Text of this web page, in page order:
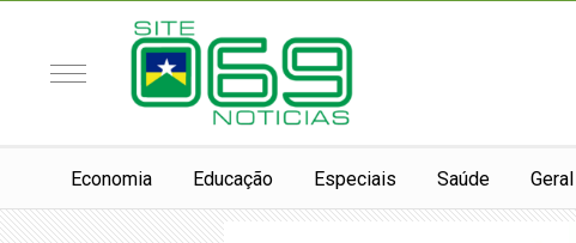
Economia Educação Especiais Saúde Geral